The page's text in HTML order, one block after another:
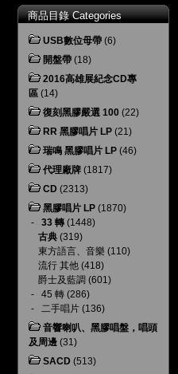
商品目錄 Categories
USB數位母帶 (6)
開盤帶 (18)
2016高雄展紀念CD專
區 (14)
復刻黑膠嚴選 100 (22)
RR 黑膠唱片 LP (21)
瑞鳴 黑膠唱片 LP (46)
代理廠牌 (1817)
CD (2313)
黑膠唱片 LP (1870)
- 33 轉 (1448)
古典 (319)
東方語言、音樂 (110)
流行 其他 (418)
爵士及藍調 (601)
- 45 轉 (286)
- 二手唱片 (136)
音響喇叭、黑膠唱盤，唱頭
及周邊 (31)
SACD (513)